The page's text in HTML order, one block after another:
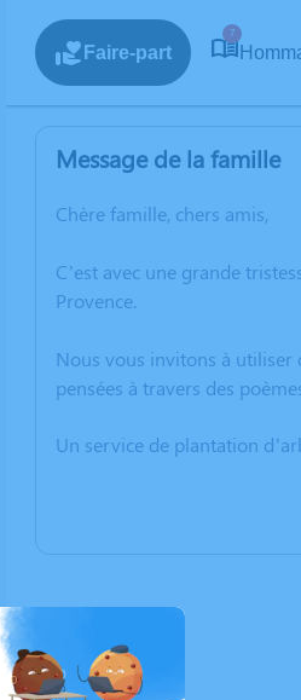
Faire-part
7
Message de la famille
Chère famille, chers amis,
C’est avec une grande
Provence.
Nous vous invitons à utiliser
pensées à travers des
Un service de plantation